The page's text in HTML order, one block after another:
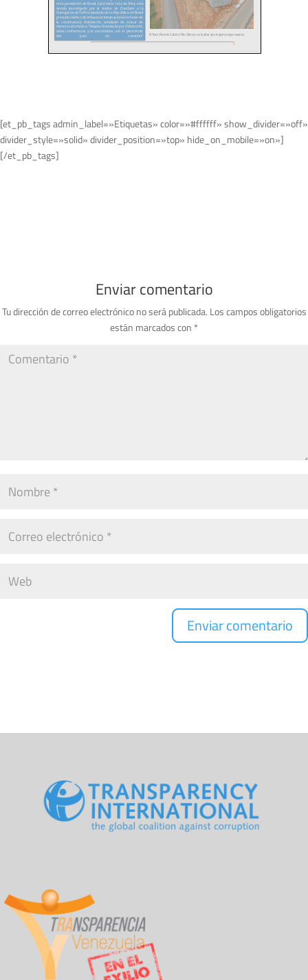
[et_pb_tags admin_label=»Etiquetas» color=»#ffffff» show_divider=»off»
divider_style=»solid» divider_position=»top» hide_on_mobile=»on»]
[/et_pb_tags]
Enviar comentario
Tu dirección de correo electrónico no será publicada. Los campos obligatorios
están marcados con *